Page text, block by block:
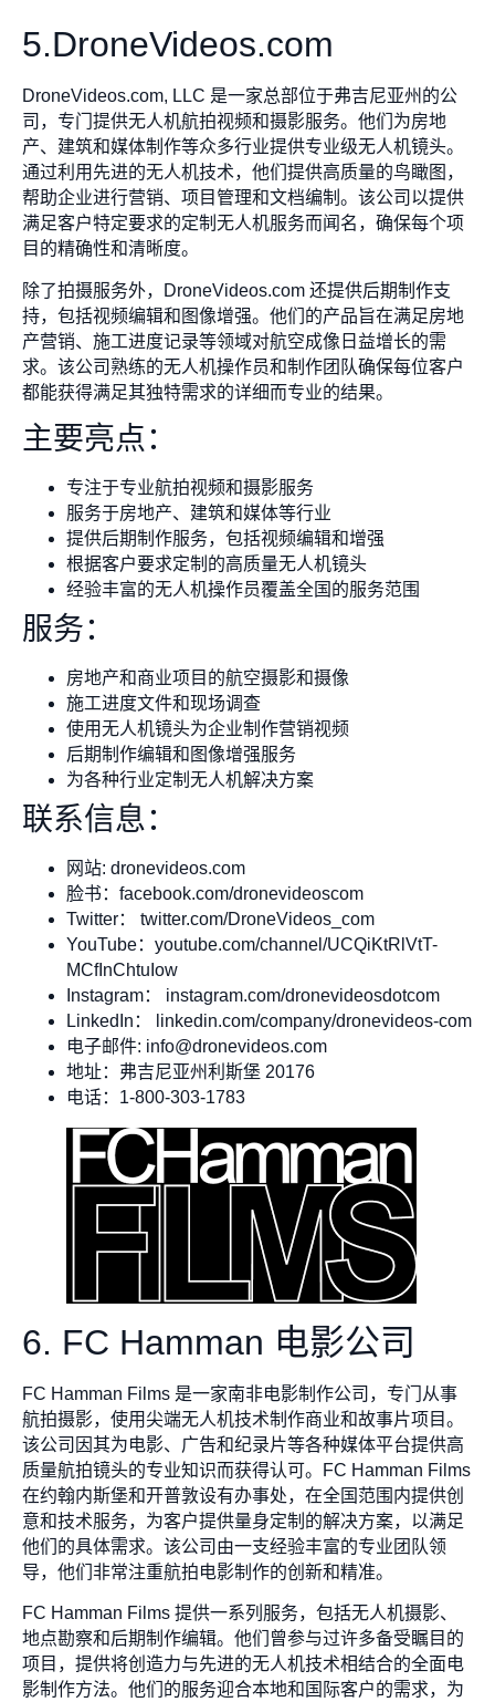
5.DroneVideos.com
DroneVideos.com, LLC 是一家总部位于弗吉尼亚州的公
司，专门提供无人机航拍视频和摄影服务。他们为房地
产、建筑和媒体制作等众多行业提供专业级无人机镜头。
通过利用先进的无人机技术，他们提供高质量的鸟瞰图，
帮助企业进行营销、项目管理和文档编制。该公司以提供
满足客户特定要求的定制无人机服务而闻名，确保每个项
目的精确性和清晰度。
除了拍摄服务外，DroneVideos.com 还提供后期制作支
持，包括视频编辑和图像增强。他们的产品旨在满足房地
产营销、施工进度记录等领域对航空成像日益增长的需
求。该公司熟练的无人机操作员和制作团队确保每位客户
都能获得满足其独特需求的详细而专业的结果。
主要亮点：
专注于专业航拍视频和摄影服务
服务于房地产、建筑和媒体等行业
提供后期制作服务，包括视频编辑和增强
根据客户要求定制的高质量无人机镜头
经验丰富的无人机操作员覆盖全国的服务范围
服务：
房地产和商业项目的航空摄影和摄像
施工进度文件和现场调查
使用无人机镜头为企业制作营销视频
后期制作编辑和图像增强服务
为各种行业定制无人机解决方案
联系信息：
网站: dronevideos.com
脸书：facebook.com/dronevideoscom
Twitter： twitter.com/DroneVideos_com
YouTube：youtube.com/channel/UCQiKtRlVtT-
MCfInChtuIow
Instagram： instagram.com/dronevideosdotcom
LinkedIn： linkedin.com/company/dronevideos-com
电子邮件: info@dronevideos.com
地址：弗吉尼亚州利斯堡 20176
电话：1-800-303-1783
6. FC Hamman 电影公司
FC Hamman Films 是一家南非电影制作公司，专门从事
航拍摄影，使用尖端无人机技术制作商业和故事片项目。
该公司因其为电影、广告和纪录片等各种媒体平台提供高
质量航拍镜头的专业知识而获得认可。FC Hamman Films
在约翰内斯堡和开普敦设有办事处，在全国范围内提供创
意和技术服务，为客户提供量身定制的解决方案，以满足
他们的具体需求。该公司由一支经验丰富的专业团队领
导，他们非常注重航拍电影制作的创新和精准。
FC Hamman Films 提供一系列服务，包括无人机摄影、
地点勘察和后期制作编辑。他们曾参与过许多备受瞩目的
项目，提供将创造力与先进的无人机技术相结合的全面电
影制作方法。他们的服务迎合本地和国际客户的需求，为